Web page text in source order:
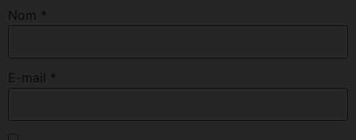
Nom *
E-mail *